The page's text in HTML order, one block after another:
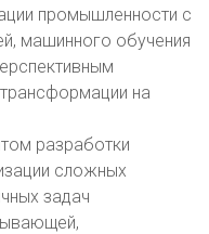
промышленности с
машинного обучения
на
разработки
сложных
задач